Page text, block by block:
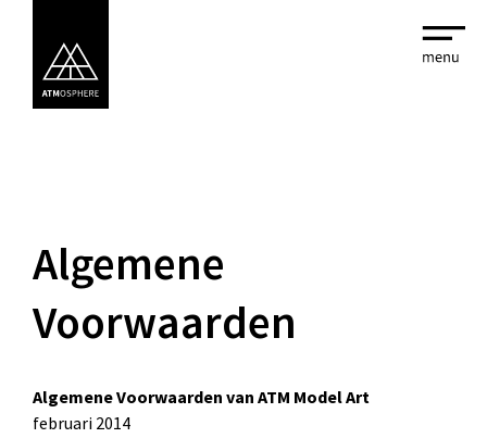
Algemene
Voorwaarden
Algemene Voorwaarden van ATM Model Art
februari 2014